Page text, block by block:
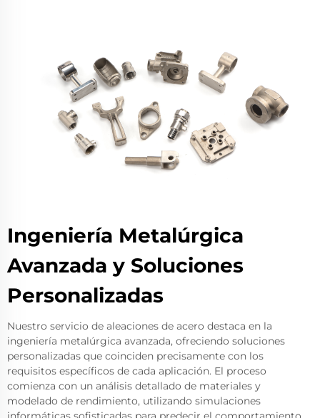
Ingeniería Metalúrgica
Avanzada y Soluciones
Personalizadas
Nuestro servicio de aleaciones de acero destaca en la
ingeniería metalúrgica avanzada, ofreciendo soluciones
personalizadas que coinciden precisamente con los
requisitos específicos de cada aplicación. El proceso
comienza con un análisis detallado de materiales y
modelado de rendimiento, utilizando simulaciones